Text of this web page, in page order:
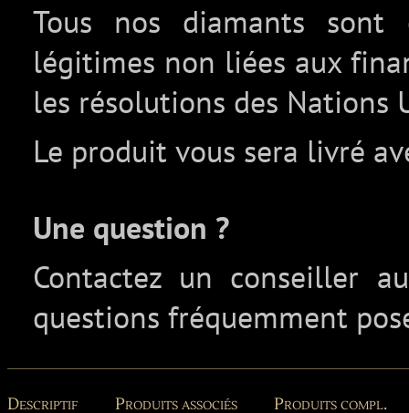
Tous nos diamants
légitimes non liées aux
les résolutions des Nations
Le produit vous sera livré
Une question ?
Contactez un conseiller
questions fréquemment
Descriptif Produits associés Produits compl.